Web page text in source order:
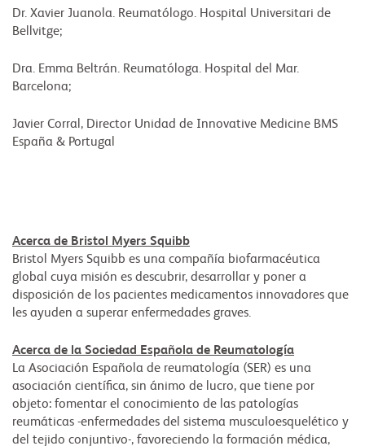
Dr. Xavier Juanola. Reumatólogo. Hospital Universitari de
Bellvitge;
Dra. Emma Beltrán. Reumatóloga. Hospital del Mar.
Barcelona;
Javier Corral, Director Unidad de Innovative Medicine BMS
España & Portugal
Acerca de Bristol Myers Squibb
Bristol Myers Squibb es una compañía biofarmacéutica
global cuya misión es descubrir, desarrollar y poner a
disposición de los pacientes medicamentos innovadores que
les ayuden a superar enfermedades graves.
Acerca de la Sociedad Española de Reumatología
La Asociación Española de reumatología (SER) es una
asociación científica, sin ánimo de lucro, que tiene por
objeto: fomentar el conocimiento de las patologías
reumáticas -enfermedades del sistema musculoesquelético y
del tejido conjuntivo-, favoreciendo la formación médica,